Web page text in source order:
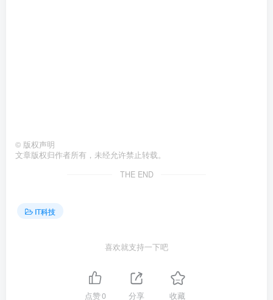
© 版权声明
文章版权归作者所有，未经允许禁止转载。
THE END
IT科技
喜欢就支持一下吧
点赞0 分享 收藏